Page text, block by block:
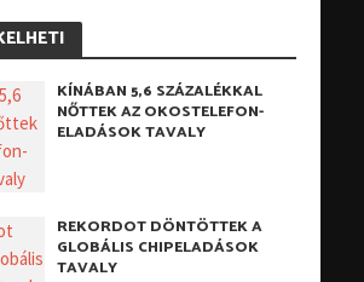
KÍNÁBAN 5,6 SZÁZALÉKKAL
NŐTTEK AZ OKOSTELEFON-
ELADÁSOK TAVALY
REKORDOT DÖNTÖTTEK A
GLOBÁLIS CHIPELADÁSOK
TAVALY